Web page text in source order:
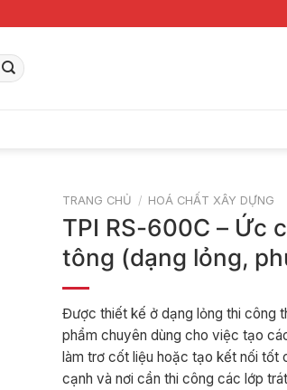
TRANG CHỦ / HOÁ CHẤT XÂY DỰNG
TPI RS-600C – Ức
tông (dạng lỏng,
Được thiết kế ở dạng lỏng thi công
phẩm chuyên dùng cho việc tạo
làm trơ cốt liệu hoặc tạo kết nối tốt
cạnh và nơi cần thi công các lớp